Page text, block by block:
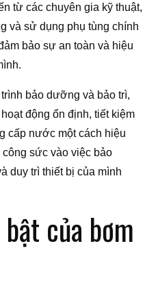
từ các chuyên gia kỹ thuật,
và sử dụng phụ tùng chính
bảo sự an toàn và hiệu
bảo dưỡng và bảo trì,
động ổn định, tiết kiệm
cấp nước một cách hiệu
sức vào việc bảo
duy trì thiết bị của mình
của bơm